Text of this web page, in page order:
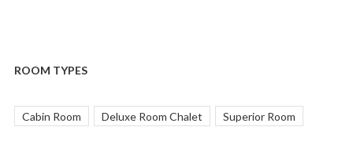
ROOM TYPES
Cabin Room Deluxe Room Chalet Superior Room